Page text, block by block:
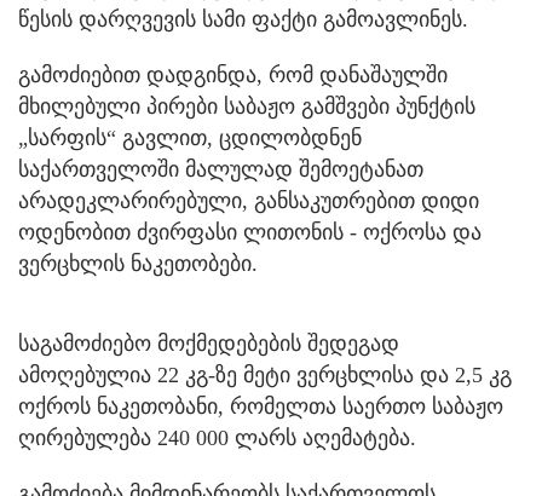
წესის დარღვევის სამი ფაქტი გამოავლინეს.
გამოძიებით დადგინდა, რომ დანაშაულში
მხილებული პირები საბაჟო გამშვები პუნქტის
„სარფის“ გავლით, ცდილობდნენ
საქართველოში მალულად შემოეტანათ
არადეკლარირებული, განსაკუთრებით დიდი
ოდენობით ძვირფასი ლითონის - ოქროსა და
ვერცხლის ნაკეთობები.
საგამოძიებო მოქმედებების შედეგად
ამოღებულია 22 კგ-ზე მეტი ვერცხლისა და 2,5 კგ
ოქროს ნაკეთობანი, რომელთა საერთო საბაჟო
ღირებულება 240 000 ლარს აღემატება.